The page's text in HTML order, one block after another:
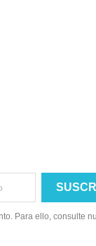
Para ello, consulte